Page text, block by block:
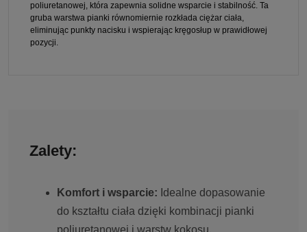
poliuretanowej, która zapewnia solidne wsparcie i stabilność. Ta
gruba warstwa pianki równomiernie rozkłada ciężar ciała,
eliminując punkty nacisku i wspierając kręgosłup w prawidłowej
pozycji.
Zalety:
Komfort i wsparcie: Idealne dopasowanie
do kształtu ciała dzięki kombinacji pianki